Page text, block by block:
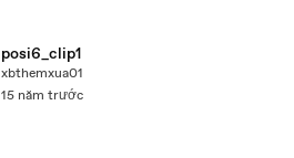
posi6_clip1
xbthemxua01
15 năm trước